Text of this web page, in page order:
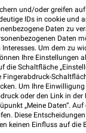
- 12:00 Uhr |
• Angebote: 2
Saturn
Straße 66
- 18:00 Uhr |
• Angebote: 1
und/oder greifen
IDs in cookie und
Daten zu
Daten
Um dem zu
Ihre Einstellungen
die Schaltfläche
Um Ihre
oder den Link in der
„Meine Daten“. Auf
Diese
keinen Einfluss auf die